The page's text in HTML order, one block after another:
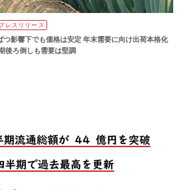
レスリリース
つ影響下でも価格は安定 年末需要に向け出荷本格化
後ろ倒しも需要は堅調